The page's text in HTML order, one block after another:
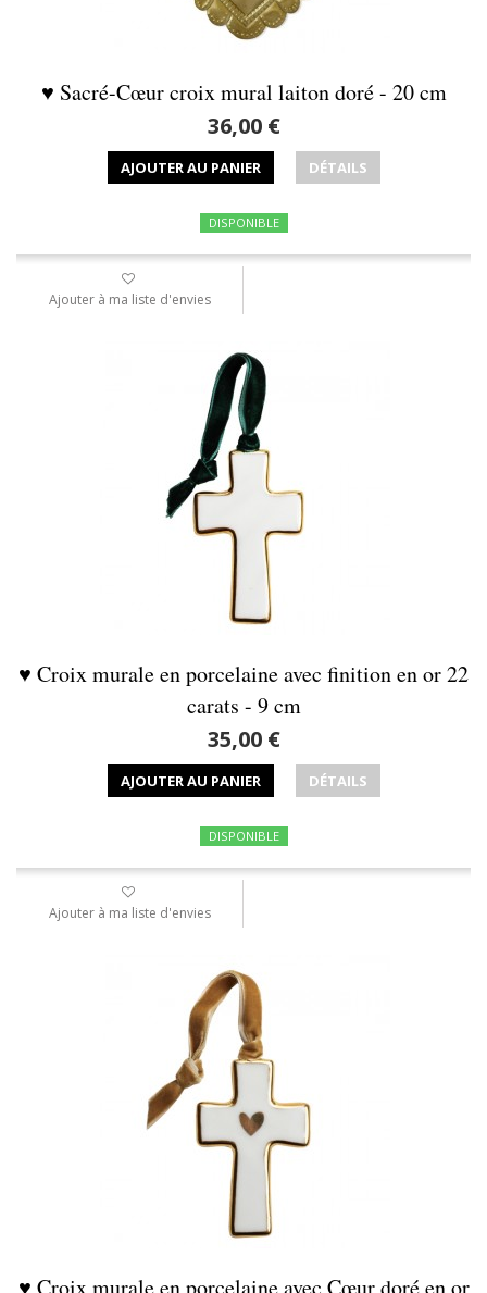
♥ Sacré-Cœur croix mural laiton doré - 20 cm
36,00 €
AJOUTER AU PANIER DÉTAILS
DISPONIBLE
Ajouter à ma liste d'envies
♥ Croix murale en porcelaine avec finition en or 22
carats - 9 cm
35,00 €
AJOUTER AU PANIER DÉTAILS
DISPONIBLE
Ajouter à ma liste d'envies